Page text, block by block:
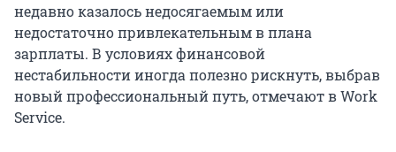
недавно казалось недосягаемым или
недостаточно привлекательным в плана
зарплаты. В условиях финансовой
нестабильности иногда полезно рискнуть, выбрав
новый профессиональный путь, отмечают в Work
Service.